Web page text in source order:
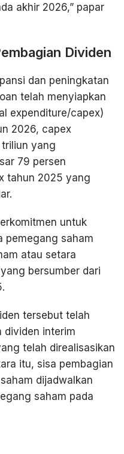
akhir 2026,” papar
Dividen
dan peningkatan
telah menyiapkan
expenditure/capex)
2026, capex
triliun yang
79 persen
tahun 2025 yang
untuk
pemegang saham
atau setara
bersumber dari
tersebut telah
dividen interim
telah direalisasikan
itu, sisa pembagian
dijadwalkan
saham pada